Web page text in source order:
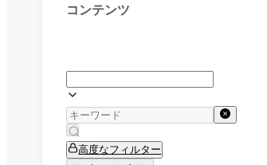
コンテンツ
高度なフィルター